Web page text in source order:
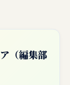
（編集部